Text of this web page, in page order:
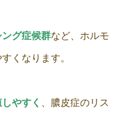
グ症候群など、ホルモ
くなります。
やすく
、膿皮症のリス